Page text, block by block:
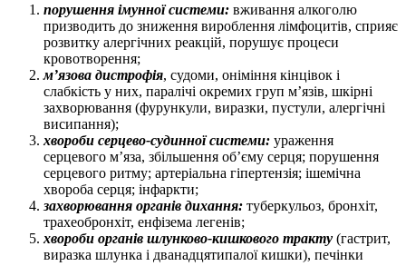
порушення імунної системи: вживання алкоголю
призводить до зниження вироблення лімфоцитів, сприяє
розвитку алергічних реакцій, порушує процеси
кровотворення;
м’язова дистрофія, судоми, оніміння кінцівок і
слабкість у них, паралічі окремих груп м’язів, шкірні
захворювання (фурункули, виразки, пустули, алергічні
висипання);
хвороби серцево-судинної системи: ураження
серцевого м’яза, збільшення об’єму серця; порушення
серцевого ритму; артеріальна гіпертензія; ішемічна
хвороба серця; інфаркти;
захворювання органів дихання: туберкульоз, бронхіт,
трахеобронхіт, енфізема легенів;
хвороби органів шлунково-кишкового тракту (гастрит,
виразка шлунка і дванадцятипалої кишки), печінки